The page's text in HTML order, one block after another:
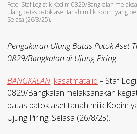
Foto: Staf Logistik Kodim 0829/Bangkalan
ulang batas patok aset tanah milik Kodim yang
Selasa (26/8/25).
Pengukuran Ulang Batas Patok Aset
0829/Bangkalan di Ujung Piring
BANGKALAN, kasatmata.id – Staf
0829/Bangkalan melaksanakan
batas patok aset tanah milik Kodim
Ujung Piring, Selasa (26/8/25).